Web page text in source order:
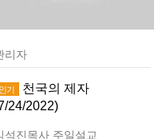
리자
인기
천국의 제자
24/2022)
석진목사 주일설교